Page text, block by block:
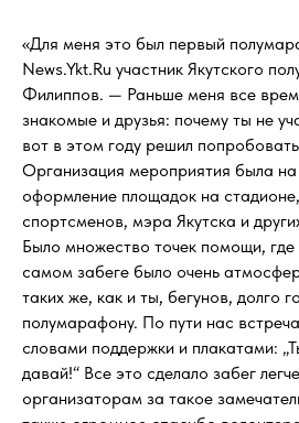
«Для меня это был первый
News.Ykt.Ru участник Якутского
Филиппов. — Раньше меня все
знакомые и друзья: почему ты не
вот в этом году решил
Организация мероприятия была
оформление площадок на
спортсменов, мэра Якутска и
Было множество точек помощи,
самом забеге было очень
таких же, как и ты, бегунов, долго
полумарафону. По пути нас
словами поддержки и плакатами:
давай!“ Все это сделало забег
организаторам за такое